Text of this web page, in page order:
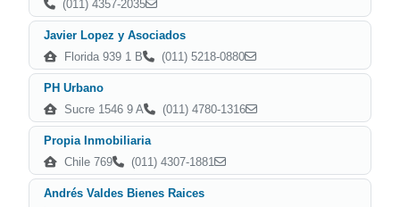
(011) 4357-2035
Javier Lopez y Asociados
Florida 939 1 B
(011) 5218-0880
PH Urbano
Sucre 1546 9 A
(011) 4780-1316
Propia Inmobiliaria
Chile 769
(011) 4307-1881
Andrés Valdes Bienes Raices